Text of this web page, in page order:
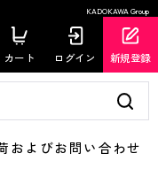
KADOKAWA Group
カート ログイン 新規登録
よびお問い合わせ